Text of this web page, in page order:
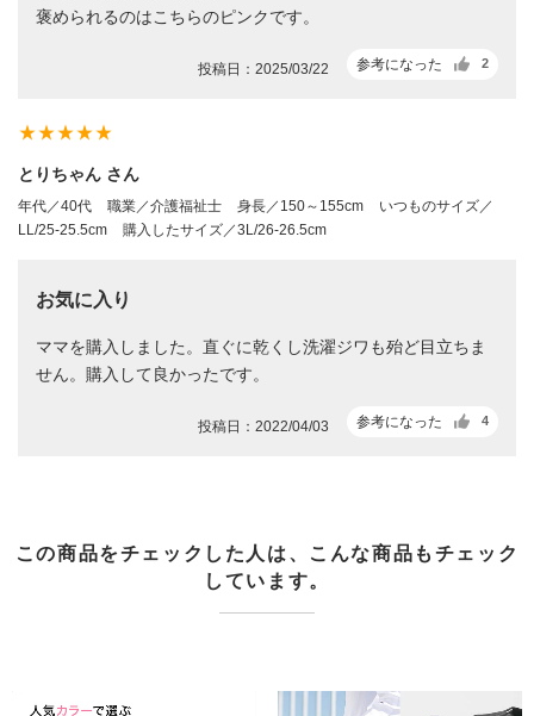
褒められるのはこちらのピンクです。
参考になった 2
投稿日：2025/03/22
star_ratestar_ratestar_ratestar_ratestar_rate
とりちゃん さん
年代／40代 職業／介護福祉士 身長／150～155cm
いつものサイズ／
LL/25-25.5cm
購入したサイズ／3L/26-26.5cm
お気に入り
ママを購入しました。直ぐに乾くし洗濯ジワも殆ど目立ちま
せん。購入して良かったです。
参考になった 4
投稿日：2022/04/03
この商品をチェックした人は、こんな商品もチェック
しています。